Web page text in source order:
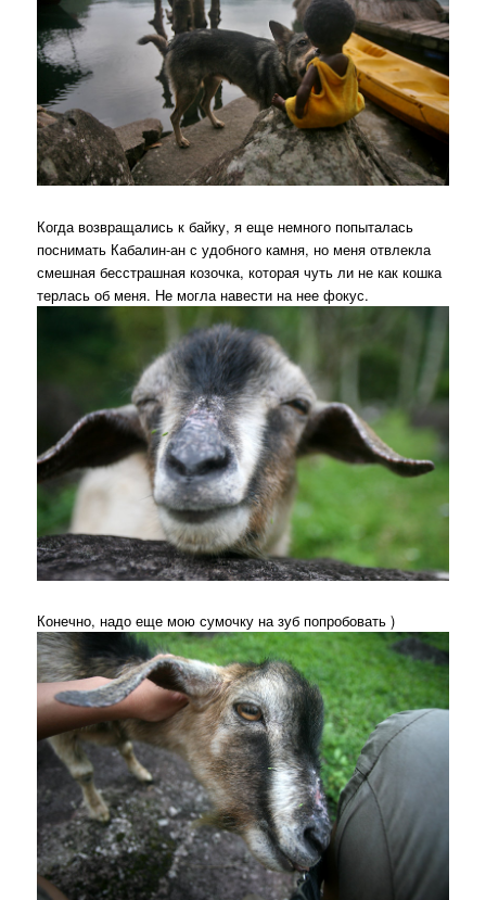
Когда возвращались к байку, я еще немного попыталась
поснимать Кабалин-ан с удобного камня, но меня отвлекла
смешная бесстрашная козочка, которая чуть ли не как кошка
терлась об меня. Не могла навести на нее фокус.
Конечно, надо еще мою сумочку на зуб попробовать )